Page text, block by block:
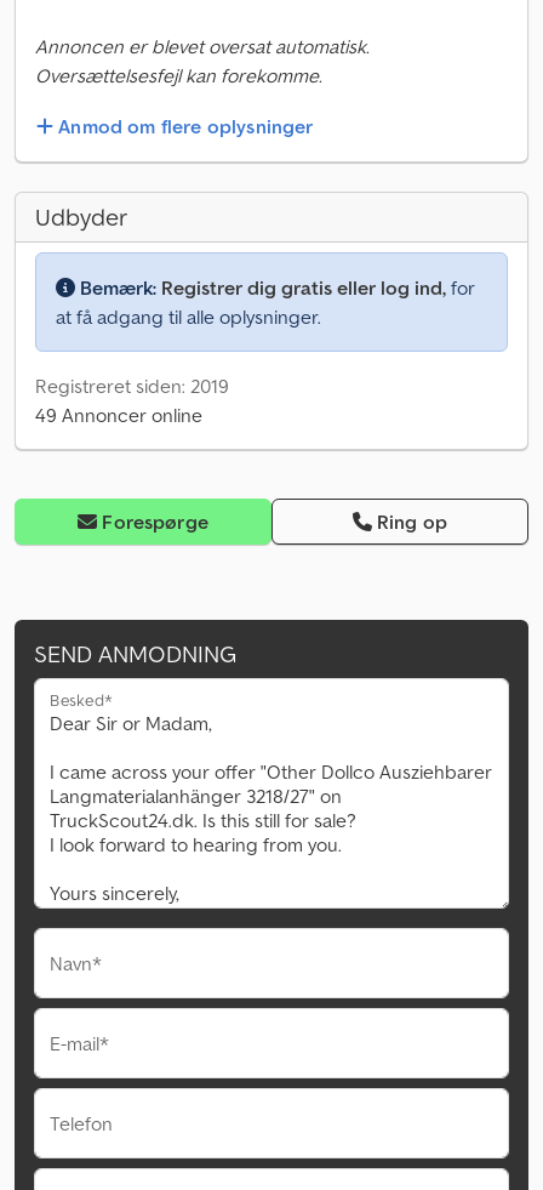
Annoncen er blevet oversat automatisk.
Oversættelsesfejl kan forekomme.
Anmod om flere oplysninger
Udbyder
Bemærk: Registrer dig gratis eller log ind, for
at få adgang til alle oplysninger.
Registreret siden: 2019
49 Annoncer online
Forespørge Ring op
SEND ANMODNING
Besked*
Navn*
E-mail*
Telefon